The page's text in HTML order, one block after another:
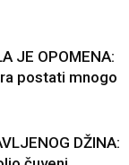
JE OPOMENA:
postati mnogo
DŽINA: